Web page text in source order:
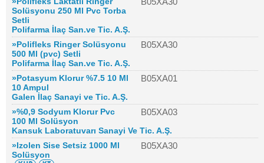
Solüsyonu 250 Ml Pvc Torba
Setli
Polifarma İlaç San.ve Tic. A.Ş.
»Polifleks Ringer Solüsyonu
500 Ml (pvc) Setli
B05XA30
Polifarma İlaç San.ve Tic. A.Ş.
»Potasyum Klorur %7.5 10 Ml
10 Ampul
B05XA01
Galen İlaç Sanayi ve Tic. A.Ş.
»%0,9 Sodyum Klorur Pvc
100 Ml Solüsyon
B05XA03
Kansuk Laboratuvarı Sanayi Ve Tic. A.Ş.
»Izolen Sise Setsiz 1000 Ml
Solüsyon
B05XA30